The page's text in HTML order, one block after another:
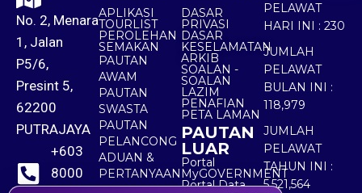
No. 2, Menara
1, Jalan
P5/6,
Presint 5,
62200
PUTRAJAYA
+603
8000
APLIKASI
TOURLIST
PEROLEHAN
SEMAKAN
PAUTAN
AWAM
PAUTAN
SWASTA
PAUTAN
PELANCONG
ADUAN &
PERTANYAAN
DASAR
PRIVASI
DASAR
KESELAMATAN
ARKIB
SOALAN -
SOALAN
LAZIM
PENAFIAN
PETA LAMAN
PAUTAN
LUAR
Portal
MyGOVERNMENT
Portal Data
PELAWAT
HARI INI : 230
JUMLAH
PELAWAT
BULAN INI :
118,979
JUMLAH
PELAWAT
TAHUN INI :
5,521,564